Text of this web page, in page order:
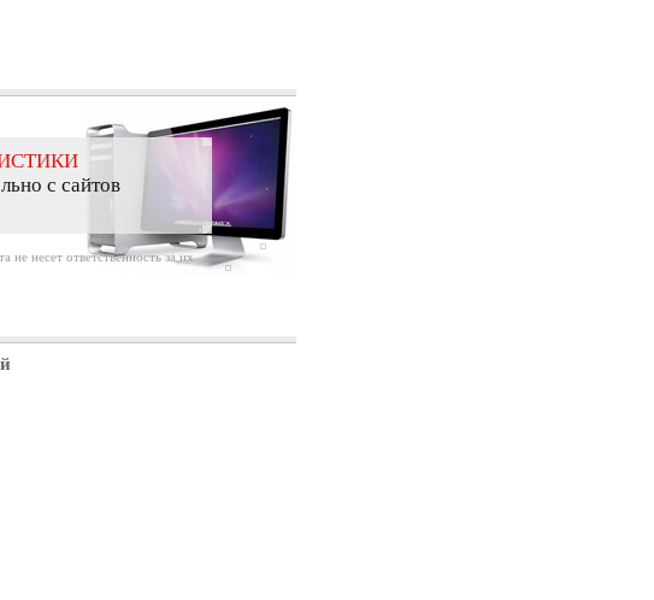
с сайтов
не несет ответственность за их